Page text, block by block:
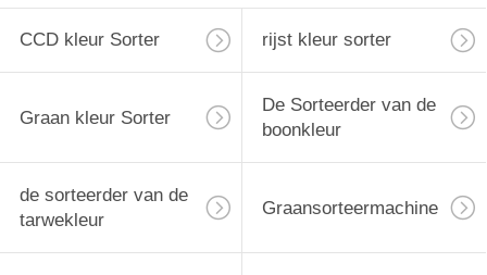
CCD kleur Sorter rijst kleur sorter
Graan kleur Sorter
De Sorteerder van de
boonkleur
de sorteerder van de
tarwekleur
Graansorteermachine